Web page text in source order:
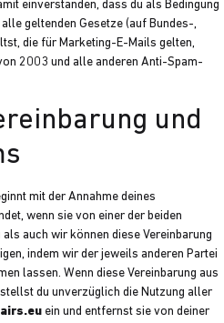
einverstanden, dass du als Bedingung
geltenden Gesetze (auf Bundes-,
die für Marketing-E-Mails gelten,
2003 und alle anderen Anti-Spam-
und
mit der Annahme deines
wenn sie von einer der beiden
auch wir können diese Vereinbarung
indem wir der jeweils anderen Partei
lassen. Wenn diese Vereinbarung aus
du unverzüglich die Nutzung aller
ein und entfernst sie von deiner